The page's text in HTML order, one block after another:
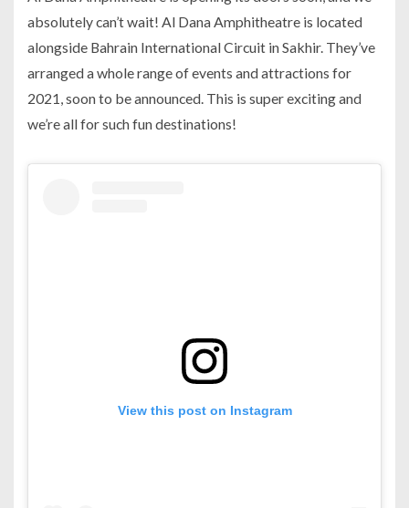
absolutely can’t wait! Al Dana Amphitheatre is located
alongside Bahrain International Circuit in Sakhir. They’ve
arranged a whole range of events and attractions for
2021, soon to be announced. This is super exciting and
we’re all for such fun destinations!
View this post on Instagram